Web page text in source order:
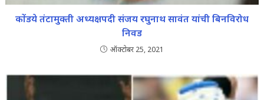
कोंडये तंटामुक्ती अध्यक्षपदी संजय रघुनाथ सावंत यांची बिनविरोध
निवड
ऑक्टोबर 25, 2021